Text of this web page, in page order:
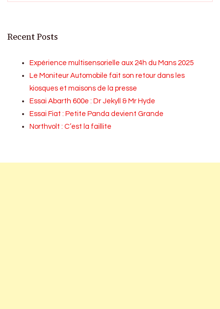
Recent Posts
Expérience multisensorielle aux 24h du Mans 2025
Le Moniteur Automobile fait son retour dans les
kiosques et maisons de la presse
Essai Abarth 600e : Dr Jekyll & Mr Hyde
Essai Fiat : Petite Panda devient Grande
Northvolt : C’est la faillite